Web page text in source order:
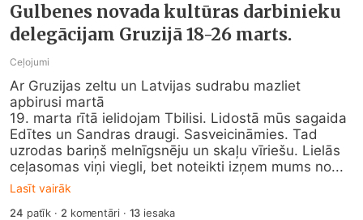
Gulbenes novada kultūras darbinieku
delegācijam Gruzijā 18-26 marts.
Ceļojumi
Ar Gruzijas zeltu un Latvijas sudrabu mazliet
apbirusi martā
19. marta rītā ielidojam Tbilisi. Lidostā mūs sagaida
Edītes un Sandras draugi. Sasveicināmies. Tad
uzrodas bariņš melnīgsnēju un skaļu vīriešu. Lielās
ceļasomas viņi viegli, bet noteikti izņem mums no...
Lasīt vairāk
24 patīk · 2 komentāri · 13 iesaka